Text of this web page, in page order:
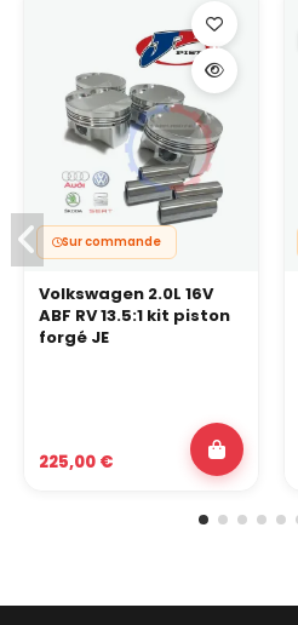
Sur commande
Volkswagen 2.0L 16V
ABF RV 13.5:1 kit piston
forgé JE
225,00 €